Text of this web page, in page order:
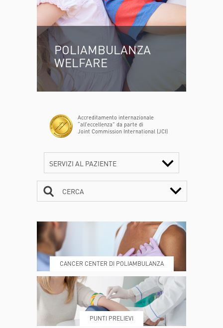
POLIAMBULANZA
WELFARE
Accreditamento internazionale
“all’eccellenza” da parte di
Joint Commission International (JCI)
SERVIZI AL PAZIENTE
DOVE SIAMO ESAMI E VISITE
CERCA
CANCER CENTER DI POLIAMBULANZA
PUNTI PRELIEVI